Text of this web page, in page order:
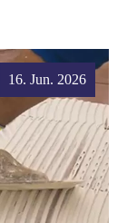
16. Jun. 2026